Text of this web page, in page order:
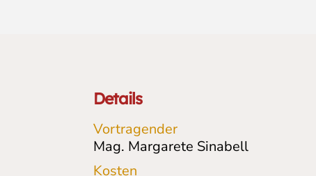
Details
Vortragender
Mag. Margarete Sinabell
Kosten